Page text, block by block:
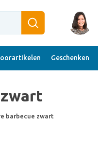
Geschenken
barbecue zwart